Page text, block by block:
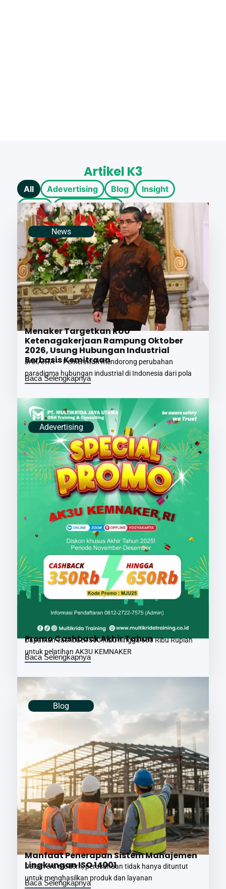
Artikel K3
Adevertising Blog
Insight
News
Safety at Work
All
News
Menaker Targetkan RUU
Ketenagakerjaan Rampung Oktober
2026, Usung Hubungan Industrial
Berbasis Kemitraan
JAKARTA — Pemerintah mendorong perubahan
paradigma hubungan industrial di Indonesia dari pola
Baca Selengkapnya
Adevertising
Promo Cashback Akhir Tahun
Dapatkan cashback 300 Ribu hingga 650 Ribu Rupiah
untuk pelatihan AK3U KEMNAKER
Baca Selengkapnya
Blog
Manfaat Penerapan Sistem Manajemen
Lingkungan ISO 14001
Dalam era modern, perusahaan tidak hanya dituntut
untuk menghasilkan produk dan layanan
Baca Selengkapnya